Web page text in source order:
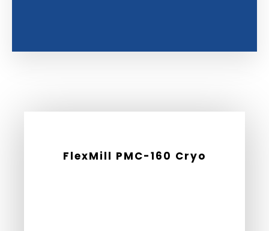
FlexMill PMC-160 Cryo